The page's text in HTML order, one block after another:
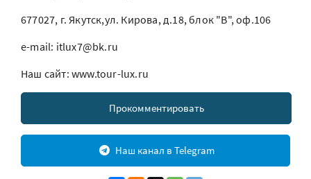
677027, г. Якутск,ул. Кирова, д.18, блок "В", оф.106
e-mail: itlux7@bk.ru
Наш сайт: www.tour-lux.ru
Прокомментировать
Наш канал в Telegram